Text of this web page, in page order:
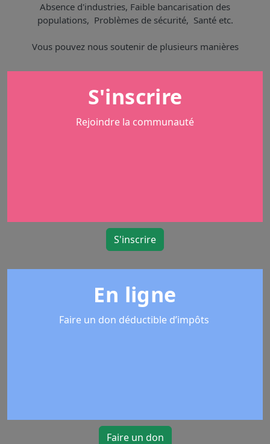
Absence d'industries, Faible bancarisation des
populations, Problèmes de sécurité, Santé etc.
Vous pouvez nous soutenir de plusieurs manières
S'inscrire
Rejoindre la communauté
S'inscrire
En ligne
Faire un don déductible d’impôts
Faire un don